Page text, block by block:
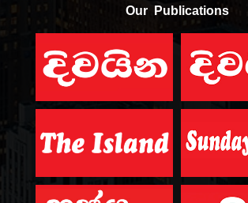
Our Publications